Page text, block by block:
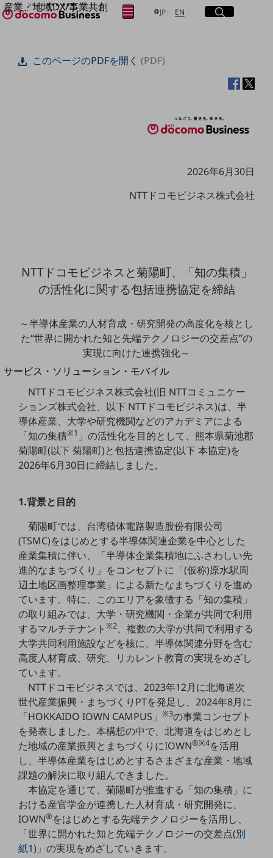
産業・地域DX/事業共創
OPEN HUB for Plural Futures
OPEN HUB for Plural Futuresとは
地域社会を支える皆さまと地域課題の解決や
地域経済のさらなる活性化に取り組みます
自治体・地域社会との共創
別ウィンドウで開きます
サービス・ソリューション・モバイル
サービス・ソリューションTOP
DXに関する課題を解決する
サービス・ソリューションをご紹介
カテゴリーで探す
カテゴリーで探すTOP
ネットワーク・モバイル
電話・映像コミュニケーション
セキュリティ
データ利活用
運用管理
業務支援・マーケティング
災害対策・BCP
課題・ニーズで探す
課題・ニーズで探すTOP
コミュニケーション・情報共有
マーケティング
業務効率化
災害対策
職場環境整備
地域共創・地方創生
JP日本語
EN Englishサイト内検索
開く
メニュー
開く
フリーワードを入力して探す
フリーワードでNTTドコモビジネスの
検索する
このページのPDFを開く(PDF)
2026年6月30日
NTTドコモビジネス株式会社
NTTドコモビジネスと菊陽町、「知の集積」
の活性化に関する包括連携協定を締結
～半導体産業の人材育成・研究開発の高度化を核とし
た“世界に開かれた知と先端テクノロジーの交差点”の
実現に向けた連携強化～
NTTドコモビジネス株式会社(旧 NTTコミュニケー
ションズ株式会社、以下 NTTドコモビジネス)は、半
導体産業、大学や研究機関などのアカデミアによる
「知の集積※1 」の活性化を目的として、熊本県菊池郡
菊陽町(以下 菊陽町)と包括連携協定(以下 本協定)を
2026年6月30日に締結しました。
1.背景と目的
菊陽町では、台湾積体電路製造股份有限公司
(TSMC)をはじめとする半導体関連企業を中心とした
産業集積に伴い、「半導体企業集積地にふさわしい先
進的なまちづくり」をコンセプトに「(仮称)原水駅周
辺土地区画整理事業」による新たなまちづくりを進め
ています。特に、このエリアを象徴する「知の集積」
の取り組みでは、大学・研究機関・企業が共同で利用
するマルチテナント※2、複数の大学が共同で利用する
大学共同利用施設などを核に、半導体関連分野を含む
高度人材育成、研究、リカレント教育の実現をめざし
ています。
NTTドコモビジネスでは、2023年12月に北海道次
世代産業振興・まちづくりPTを発足し、2024年8月に
「HOKKAIDO IOWN CAMPUS」※3の事業コンセプト
を発表しました。本構想の中で、北海道をはじめとし
た地域の産業振興とまちづくりにIOWN®※4を活用
し、半導体産業をはじめとするさまざまな産業・地域
課題の解決に取り組んできました。
本協定を通じて、菊陽町が推進する「知の集積」に
おける産官学金が連携した人材育成・研究開発に、
IOWN®をはじめとする先端テクノロジーを活用し、
「世界に開かれた知と先端テクノロジーの交差点(別
紙1)」の実現をめざしていきます。